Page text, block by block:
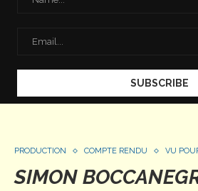
PRODUCTION COMPTE RENDU VU
SIMON